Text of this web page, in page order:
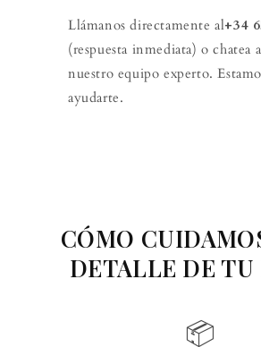
Llámanos directamente al+34
(respuesta inmediata) o chatea
nuestro equipo experto.
ayudarte.
CÓMO
DETALLE DE TU
📦